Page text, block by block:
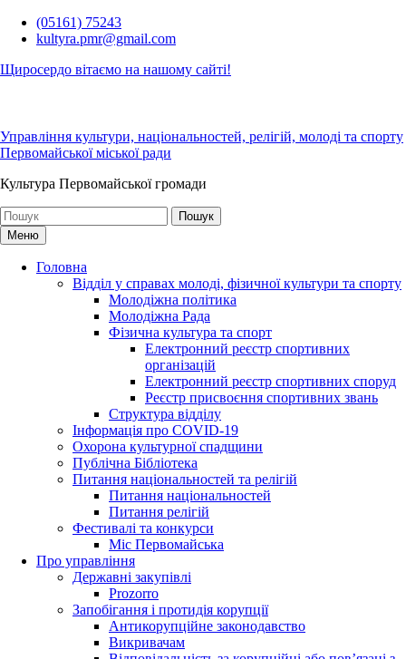
Перейти(05161) 75243
kultyra.pmr@gmail.com
Щиросердо вітаємо на нашому сайті!
Управління культури, національностей, релігій, молоді та спорту
Первомайської міської ради
Культура Первомайcької громади
Шукати:
Меню
Головна
Відділ у справах молоді, фізичної культури та спорту
Молодіжна політика
Молодіжна Рада
Фізична культура та спорт
Електронний реєстр спортивних
організацій
Електронний реєстр спортивних споруд
Реєстр присвоєння спортивних звань
Структура відділу
Інформація про COVID-19
Охорона культурної спадщини
Публічна Бібліотека
Питання національностей та релігій
Питання національностей
Питання релігій
Фестивалі та конкурси
Міс Первомайська
Про управління
Державні закупівлі
Prozorro
Запобігання і протидія корупції
Антикорупційне законодавство
Викривачам